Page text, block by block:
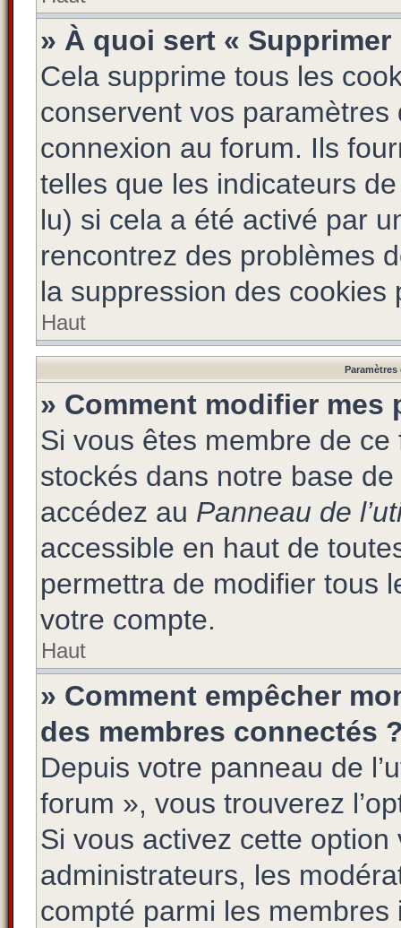
» À quoi sert «
Cela supprime tous les
conservent vos paramètres
connexion au forum. Ils
telles que les indicateurs
lu) si cela a été activé par
rencontrez des problèmes
la suppression des cookies
Haut
Paramètres
» Comment modifier mes
Si vous êtes membre de
stockés dans notre base
accédez au Panneau de
accessible en haut de
permettra de modifier tous
votre compte.
Haut
» Comment empêcher
des membres connectés
Depuis votre panneau de
forum », vous trouverez
Si vous activez cette
administrateurs, les
compté parmi les membres